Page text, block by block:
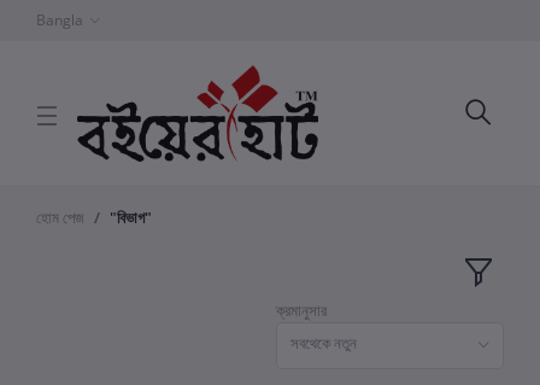
Bangla
হোম পেজ "বিভাগ"
ক্রমানুসার
সবথেকে নতুন